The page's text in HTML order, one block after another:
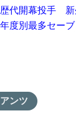
代開幕投手 新
度別最多セー
ンツ